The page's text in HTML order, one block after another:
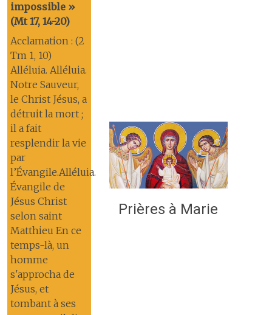
impossible »
(Mt 17, 14-20)
Acclamation : (2
Tm 1, 10)
Alléluia. Alléluia.
Notre Sauveur,
le Christ Jésus, a
détruit la mort ;
il a fait
resplendir la vie
par
l’Évangile.Alléluia.
Évangile de
Jésus Christ
selon saint
Matthieu En ce
temps-là, un
homme
s'approcha de
Jésus, et
tombant à ses
Prières à Marie